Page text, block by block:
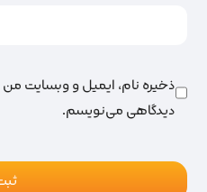
ذخیره نام، ایمیل و وبسایت من
دیدگاهی می‌نویسم.